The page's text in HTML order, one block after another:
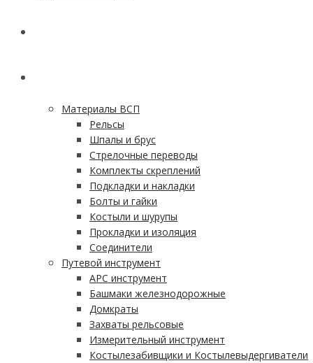
Материалы ВСП
Рельсы
Шпалы и брус
Стрелочные переводы
Комплекты скреплений
Подкладки и накладки
Болты и гайки
Костыли и шурупы
Прокладки и изоляция
Соединители
Путевой инструмент
АРС инструмент
Башмаки железнодорожные
Домкраты
Захваты рельсовые
Измерительный инструмент
Костылезабивщики и Костылевыдергиватели